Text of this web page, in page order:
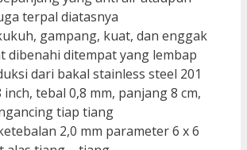
terpal diatasnya
gampang, kuat, dan enggak
dibenahi ditempat yang lembap
dari bakal stainless steel 201
inch, tebal 0,8 mm, panjang 8 cm,
tiap tiang
2,0 mm parameter 6 x 6